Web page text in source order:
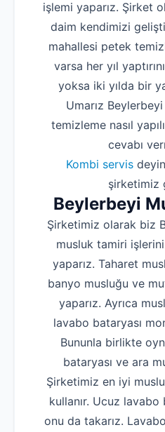
işlemi yaparız. Şirket
daim kendimizi
mahallesi petek
varsa her yıl
yoksa iki yılda bir
Umarız
temizleme nasıl
cevabı
Kombi servis
şirketimiz
Beylerbeyi
Şirketimiz olarak biz
musluk tamiri
yaparız. Taharet
banyo musluğu ve
yaparız. Ayrıca
lavabo bataryası
Bununla birlikte
bataryası ve ara
Şirketimiz en iyi
kullanır. Ucuz lavabo
onu da takarız.